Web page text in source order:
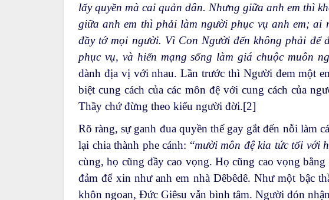
lấy quyền mà cai quản dân. Nhưng giữa anh em thì
giữa anh em thì phải làm người phục vụ anh em; ai
đầy tớ mọi người. Vì Con Người đến không phải để
phục vụ, và hiến mạng sống làm giá chuộc muôn
dành địa vị với nhau. Lần trước thì Người đem một
biệt cung cách của các môn đệ với cung cách của
Thầy chứ đừng theo kiểu người đời.[2]
Rõ ràng, sự ganh đua quyền thế gay gắt đến nỗi làm
lại chia thành phe cánh: “mười môn đệ kia tức tối với
cùng, họ cũng đầy cao vọng. Họ cũng cao vọng
đảm để xin như anh em nhà Dêbêdê. Như một bậc
khôn ngoan, Đức Giêsu vẫn bình tâm. Người đón